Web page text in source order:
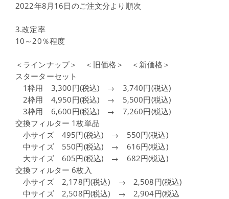
2022年8月16日のご注文分より順次
3.改定率
10～20％程度
＜ラインナップ＞ ＜旧価格＞ ＜新価格＞
スターターセット
1枠用 3,300円(税込) → 3,740円(税込)
2枠用 4,950円(税込) → 5,500円(税込)
3枠用 6,600円(税込) → 7,260円(税込)
交換フィルター 1枚単品
小サイズ 495円(税込) → 550円(税込)
中サイズ 550円(税込) → 616円(税込)
大サイズ 605円(税込) → 682円(税込)
交換フィルター 6枚入
小サイズ 2,178円(税込) → 2,508円(税込)
中サイズ 2,508円(税込) → 2,904円(税込